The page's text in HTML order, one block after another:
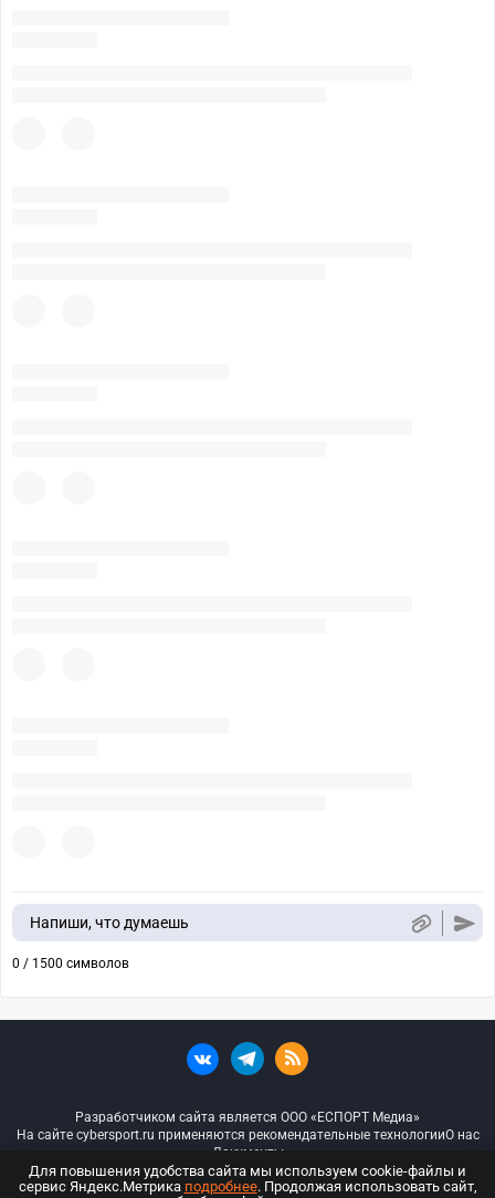
Напиши, что думаешь
0 / 1500 символов
Разработчиком сайта является ООО «ЕСПОРТ Медиа»
На сайте cybersport.ru применяются рекомендательные технологииО нас
Документы
© ООО «Киберспорт.ру» — Все права защищены
Для повышения удобства сайта мы используем cookie-файлы и
сервис Яндекс.Метрика подробнее. Продолжая использовать сайт,